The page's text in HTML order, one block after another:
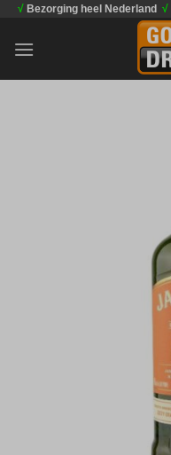
inhoud
√ Bezorging heel Nederland √